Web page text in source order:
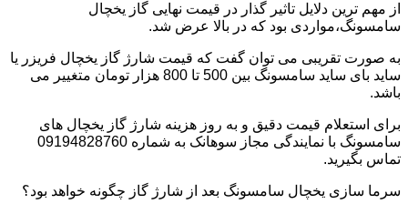
از مهم ترین دلایل تاثیر گذار در قیمت نهایی گاز یخچال
سامسونگ،مواردی بود که در بالا عرض شد.
به صورت تقریبی می توان گفت که قیمت شارژ گاز یخچال فریزر یا
ساید بای ساید سامسونگ بین 500 تا 800 هزار تومان متغییر می
باشد.
برای استعلام قیمت دقیق و به روز هزینه شارژ گاز یخچال های
سامسونگ با نمایندگی مجاز سوهانک به شماره 09194828760
تماس بگیرید.
سرما سازی یخچال سامسونگ بعد از شارژ گاز چگونه خواهد بود؟